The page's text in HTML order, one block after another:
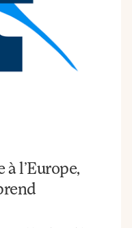
l’Europe,